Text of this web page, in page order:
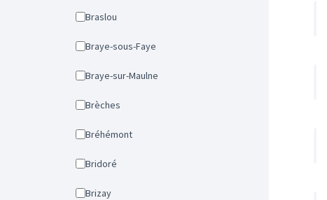
Braslou
Braye-sous-Faye
Braye-sur-Maulne
Brèches
Bréhémont
Bridoré
Brizay